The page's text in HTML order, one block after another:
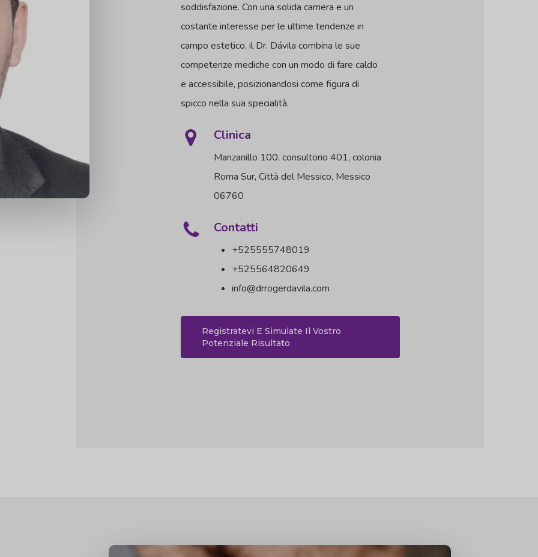
soddisfazione. Con una solida carriera e un
costante interesse per le ultime tendenze in
campo estetico, il Dr. Dávila combina le sue
competenze mediche con un modo di fare caldo
e accessibile, posizionandosi come figura di
spicco nella sua specialità.
Clinica
Manzanillo 100, consultorio 401, colonia
Roma Sur, Città del Messico, Messico
06760
Contatti
+525555748019
+525564820649
info@drrogerdavila.com
Registratevi E Simulate Il Vostro
Potenziale Risultato